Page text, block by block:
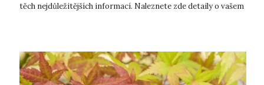
těch nejdůležitějších informací. Naleznete zde detaily o vašem